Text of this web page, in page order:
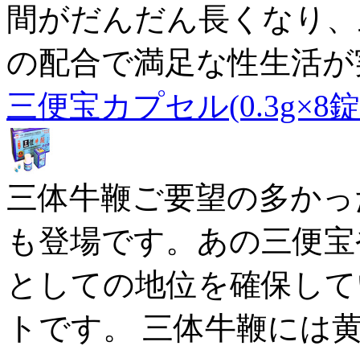
間がだんだん長くなり
の配合で満足な性生活
三便宝カプセル(0.3g×8
三体牛鞭ご要望の多か
も登場です。あの三便
としての地位を確保し
トです。 三体牛鞭には